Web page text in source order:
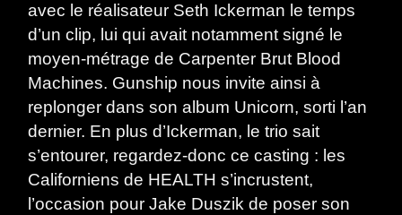
avec le réalisateur Seth Ickerman le temps
d’un clip, lui qui avait notamment signé le
moyen-métrage de Carpenter Brut Blood
Machines. Gunship nous invite ainsi à
replonger dans son album Unicorn, sorti l’an
dernier. En plus d’Ickerman, le trio sait
s’entourer, regardez-donc ce casting : les
Californiens de HEALTH s’incrustent,
l’occasion pour Jake Duszik de poser son